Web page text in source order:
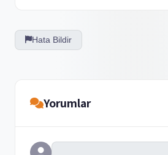
Hata Bildir
Yorumlar